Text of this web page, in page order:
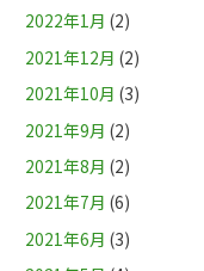
2022年1月 (2)
2021年12月 (2)
2021年10月 (3)
2021年9月 (2)
2021年8月 (2)
2021年7月 (6)
2021年6月 (3)